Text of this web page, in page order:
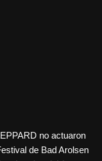
no actuaron
de Bad Arolsen